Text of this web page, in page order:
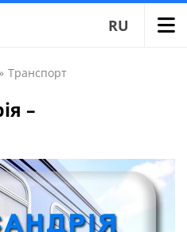
RU
Транспорт
–